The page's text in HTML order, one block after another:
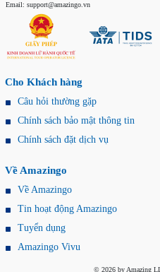
Email: support@amazingo.vn
Cho Khách hàng
Câu hỏi thường gặp
Chính sách bảo mật thông tin
Chính sách đặt dịch vụ
Về Amazingo
Về Amazingo
Tin hoạt động Amazingo
Tuyển dụng
Amazingo Vivu
© 2026 by Amazing